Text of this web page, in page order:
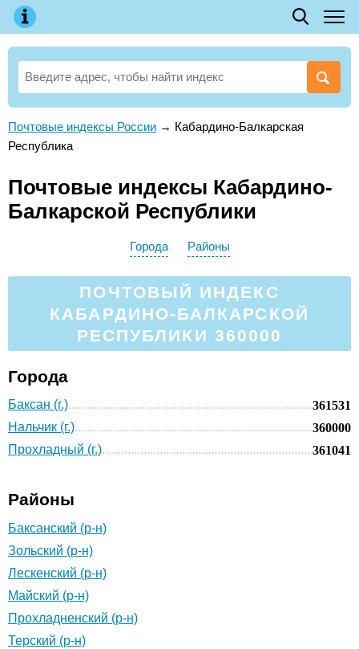
Почтовые индексы России → Кабардино-Балкарская
Республика
Почтовые индексы Кабардино-
Балкарской Республики
Города Районы
ПОЧТОВЫЙ ИНДЕКС
КАБАРДИНО-БАЛКАРСКОЙ
РЕСПУБЛИКИ 360000
Города
Баксан (г.)
361531
Нальчик (г.)
360000
Прохладный (г.)
361041
Районы
Баксанский (р-н)
Зольский (р-н)
Лескенский (р-н)
Майский (р-н)
Прохладненский (р-н)
Терский (р-н)